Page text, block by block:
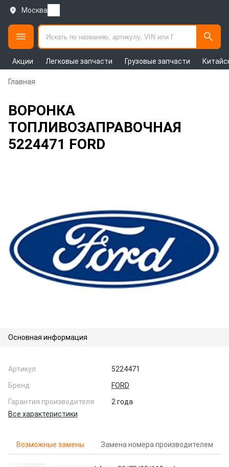
Москва
Акции Легковые запчасти Грузовые запчасти
Главная
ВОРОНКА
ТОПЛИВОЗАПРАВОЧНАЯ
5224471 FORD
Основная информация
Артикул
5224471
Бренд
FORD
Гарантия производителя
2 года
Все характеристики
Возможные замены Замена номера производителем